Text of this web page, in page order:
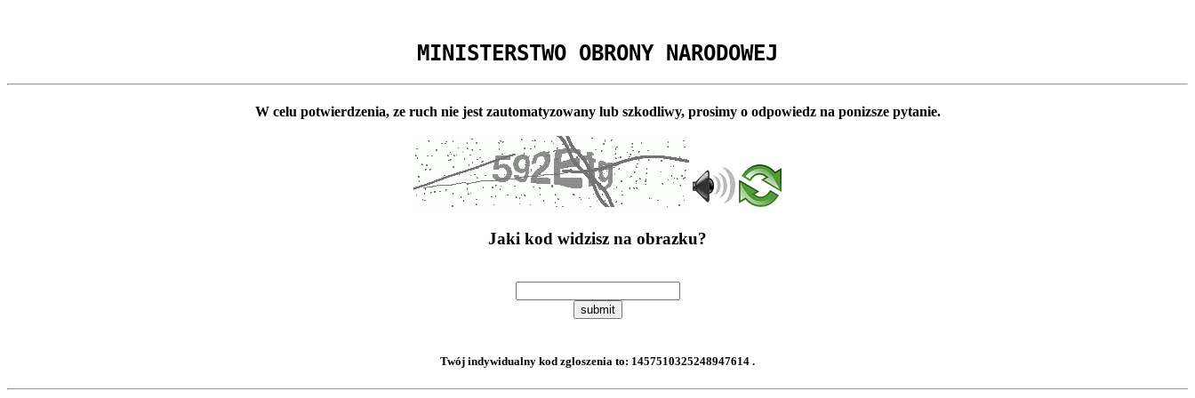
MINISTERSTWO OBRONY NARODOWEJ
W celu potwierdzenia, ze ruch nie jest zautomatyzowany lub szkodliwy, prosimy o odpowiedz na ponizsze pytanie.
Jaki kod widzisz na obrazku?
submit
Twój indywidualny kod zgloszenia to: 1457510325248947614 .